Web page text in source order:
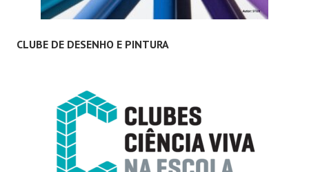
CLUBE DE DESENHO E PINTURA